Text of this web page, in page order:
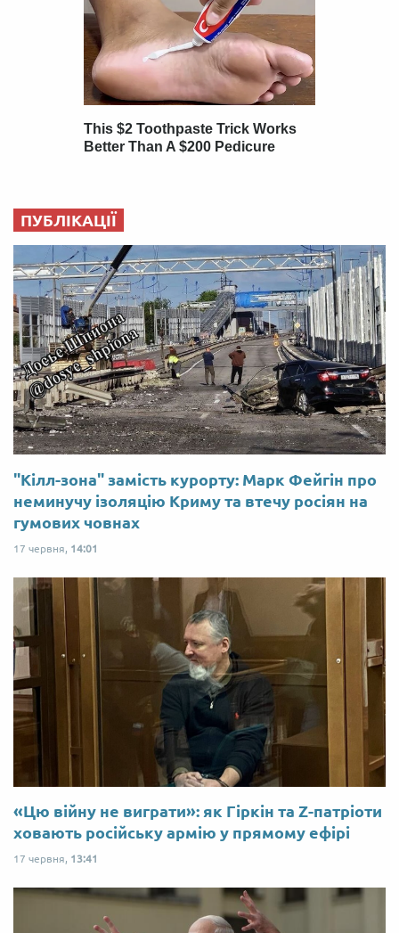
ПУБЛІКАЦІЇ
"Кілл-зона" замість курорту: Марк Фейгін про
неминучу ізоляцію Криму та втечу росіян на
гумових човнах
17 червня, 14:01
«Цю війну не виграти»: як Гіркін та Z-патріоти
ховають російську армію у прямому ефірі
17 червня, 13:41